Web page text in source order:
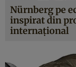
Nürnberg pe
inspirat din
internațional